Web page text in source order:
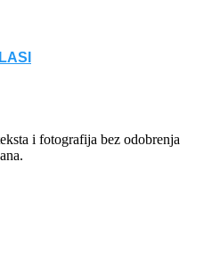
i fotografija bez odobrenja